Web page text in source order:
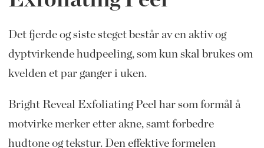
Det fjerde og siste steget består av en aktiv og
dyptvirkende hudpeeling, som kun skal brukes om
kvelden et par ganger i uken.
Bright Reveal Exfoliating Peel har som formål å
motvirke merker etter akne, samt forbedre
hudtone og tekstur. Den effektive formelen